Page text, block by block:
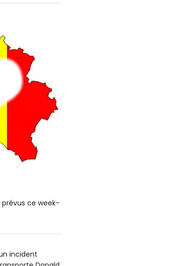
ce week-
incident